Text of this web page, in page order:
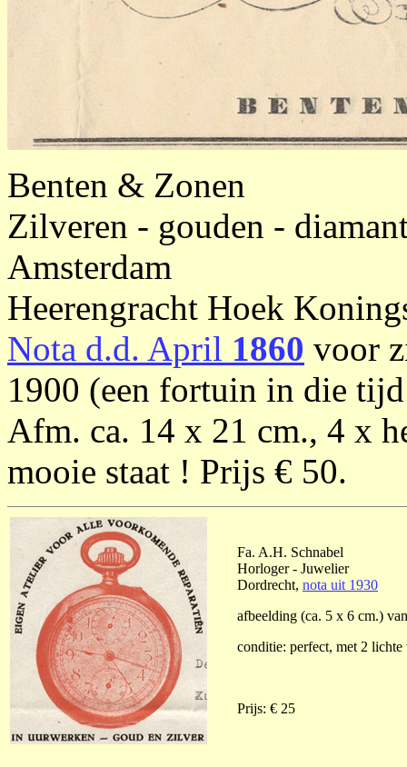
Benten & Zonen
Zilveren - gouden -
Amsterdam
Heerengracht Hoek
Nota d.d. April 1860 voor
1900 (een fortuin in die
Afm. ca. 14 x 21 cm., 4 x
mooie staat ! Prijs € 50.
Fa. A.H. Schnabel
Horloger - Juwelier
Dordrecht, nota uit 1930
afbeelding (ca. 5 x 6 cm.)
conditie: perfect, met 2
Prijs: € 25